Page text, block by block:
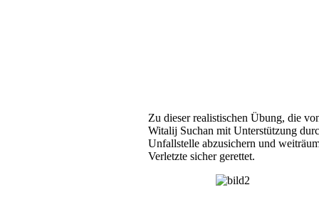
Zu dieser realistischen Übung, die
Witalij Suchan mit Unterstützung
Unfallstelle abzusichern und
Verletzte sicher gerettet.